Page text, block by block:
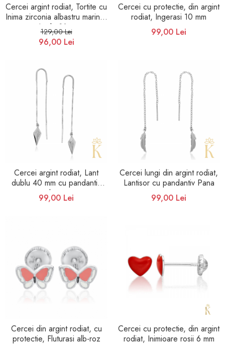
Cercei argint rodiat, Tortite cu
Inima zirconia albastru marin si
cristale 16 mm
129,00 Lei
96,00 Lei
Cercei cu protectie, din argint
rodiat, Ingerasi 10 mm
99,00 Lei
Cercei argint rodiat, Lant
dublu 40 mm cu pandantiv
lung
99,00 Lei
Cercei lungi din argint rodiat,
Lantisor cu pandantiv Pana
99,00 Lei
Cercei din argint rodiat, cu
protectie, Fluturasi alb-roz
Cercei cu protectie, din argint
rodiat, Inimioare rosii 6 mm